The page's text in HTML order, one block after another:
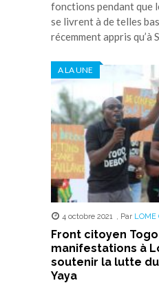
fonctions pendant que
se livrent à de telles
récemment appris qu’à
A LA UNE
4 octobre 2021 , Par LOME
Front citoyen
manifestations à
soutenir la lutte
Yaya